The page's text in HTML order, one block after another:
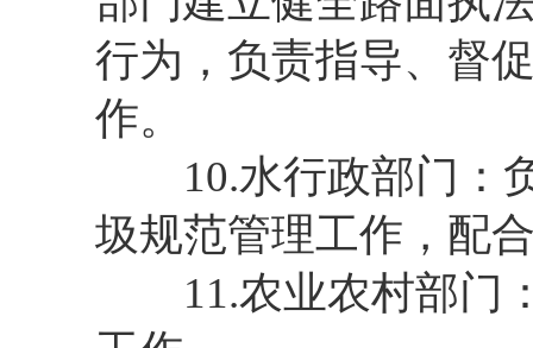
行为，负责指导、督
作。
10.水行政部门：负
圾规范管理工作，配
11.农业农村部门：